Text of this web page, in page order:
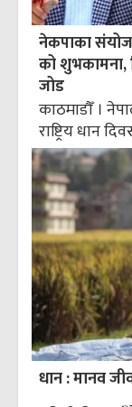
नेकपाका
को शुभकामना,
जोड
काठमाडौँ ।
राष्ट्रिय धान
धान : मानव